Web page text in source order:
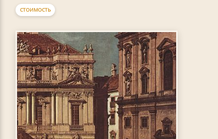
СТОИМОСТЬ